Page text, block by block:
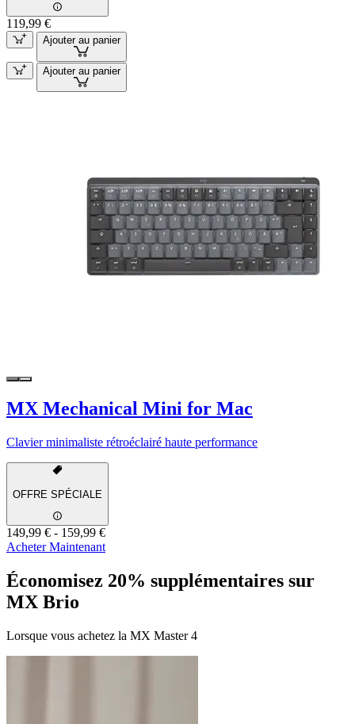
119,99 €
Ajouter au panier
Ajouter au panier
MX Mechanical Mini for Mac
Clavier minimaliste rétroéclairé haute performance
OFFRE SPÉCIALE
149,99 € - 159,99 €
Acheter Maintenant
Économisez 20% supplémentaires sur
MX Brio
Lorsque vous achetez la MX Master 4